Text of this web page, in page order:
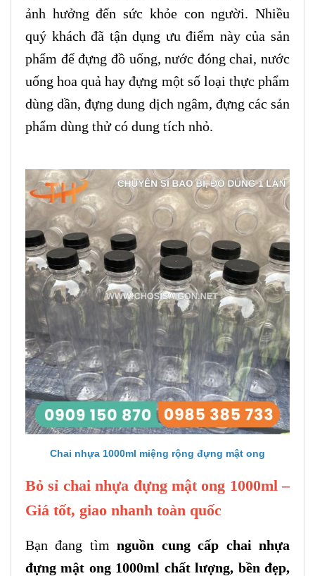
ảnh hưởng đến sức khỏe con người. Nhiều
quý khách đã tận dụng ưu điểm này của sản
phẩm để đựng đồ uống, nước đóng chai, nước
uống hoa quả hay đựng một số loại thực phẩm
dùng dần, đựng dung dịch ngâm, đựng các sản
phẩm dùng thử có dung tích nhỏ.
Chai nhựa 1000ml miệng rộng đựng mật ong
Bỏ sỉ chai nhựa đựng mật ong 1000ml –
Giá tốt, giao nhanh toàn quốc
Bạn đang tìm nguồn cung cấp chai nhựa
đựng mật ong 1000ml chất lượng, bền đẹp,